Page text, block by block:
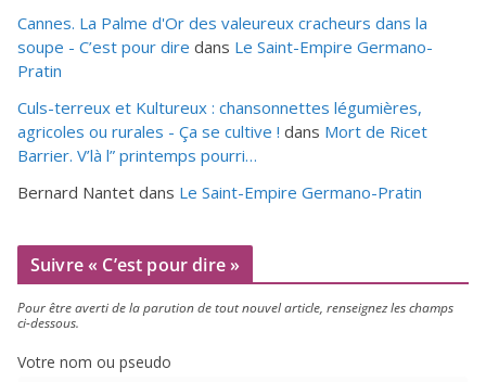
Cannes. La Palme d'Or des valeureux cracheurs dans la
soupe - C’est pour dire dans Le Saint-Empire Germano-
Pratin
Culs-terreux et Kultureux : chansonnettes légumières,
agricoles ou rurales - Ça se cultive ! dans Mort de Ricet
Barrier. V’là l” printemps pourri…
Bernard Nantet dans Le Saint-Empire Germano-Pratin
Suivre « C’est pour dire »
Pour être aver­ti de la paru­tion de tout nou­vel article, ren­sei­gnez les champs
ci-dessous.
Votre nom ou pseudo